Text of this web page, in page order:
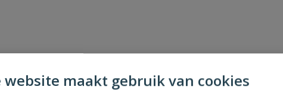
website maakt gebruik van cookies